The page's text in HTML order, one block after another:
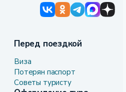
Перед поездкой
Виза
Потерян паспорт
Советы туристу